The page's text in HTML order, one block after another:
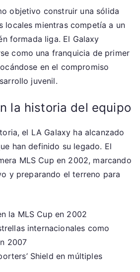
objetivo construir una sólida
locales mientras competía a un
formada liga. El Galaxy
como una franquicia de primer
en el compromiso
juvenil.
la historia del equipo
el LA Galaxy ha alcanzado
han definido su legado. El
MLS Cup en 2002, marcando
y preparando el terreno para
la MLS Cup en 2002
internacionales como
2007
Shield en múltiples